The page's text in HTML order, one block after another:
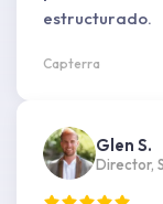
estructurado.
Capterra
Glen S.
Director,